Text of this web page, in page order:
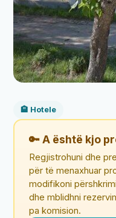
🏨 Hotele
🔑 A është kjo
Regjistrohuni dhe
për të menaxhuar
modifikoni
dhe mblidhni
pa komision.